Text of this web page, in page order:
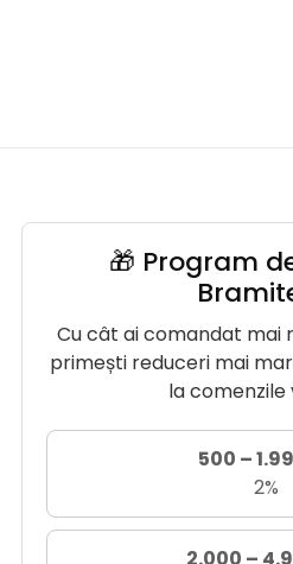
🎁 Program
Cu cât ai comandat mai
primești reduceri mai
la comenzile
500 –
2%